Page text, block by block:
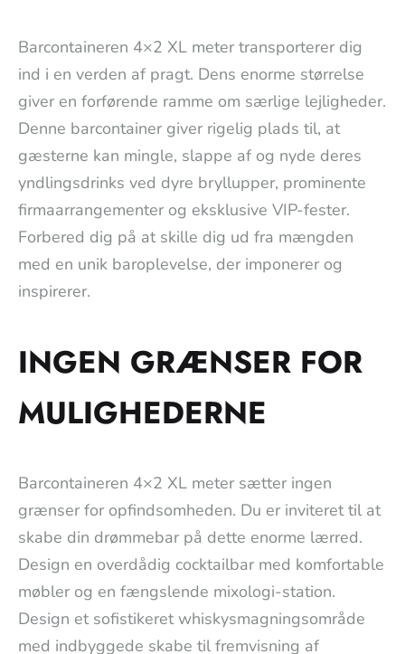
Barcontaineren 4×2 XL meter transporterer dig
ind i en verden af pragt. Dens enorme størrelse
giver en forførende ramme om særlige lejligheder.
Denne barcontainer giver rigelig plads til, at
gæsterne kan mingle, slappe af og nyde deres
yndlingsdrinks ved dyre bryllupper, prominente
firmaarrangementer og eksklusive VIP-fester.
Forbered dig på at skille dig ud fra mængden
med en unik baroplevelse, der imponerer og
inspirerer.
INGEN GRÆNSER FOR
MULIGHEDERNE
Barcontaineren 4×2 XL meter sætter ingen
grænser for opfindsomheden. Du er inviteret til at
skabe din drømmebar på dette enorme lærred.
Design en overdådig cocktailbar med komfortable
møbler og en fængslende mixologi-station.
Design et sofistikeret whiskysmagningsområde
med indbyggede skabe til fremvisning af